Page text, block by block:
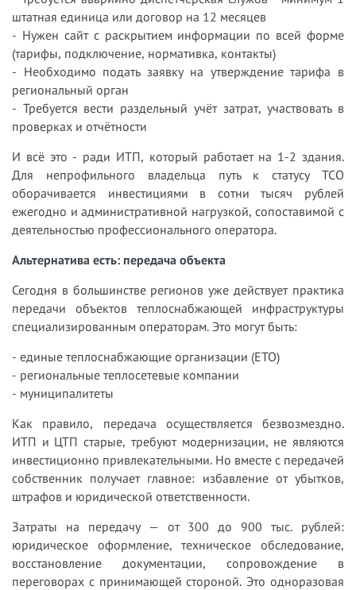
штатная единица или договор на 12 месяцев
- Нужен сайт с раскрытием информации по всей форме
(тарифы, подключение, нормативка, контакты)
- Необходимо подать заявку на утверждение тарифа в
региональный орган
- Требуется вести раздельный учёт затрат, участвовать в
проверках и отчётности
И всё это - ради ИТП, который работает на 1-2 здания.
Для непрофильного владельца путь к статусу ТСО
оборачивается инвестициями в сотни тысяч рублей
ежегодно и административной нагрузкой, сопоставимой с
деятельностью профессионального оператора.
Альтернатива есть: передача объекта
Сегодня в большинстве регионов уже действует практика
передачи объектов теплоснабжающей инфраструктуры
специализированным операторам. Это могут быть:
- единые теплоснабжающие организации (ЕТО)
- региональные теплосетевые компании
- муниципалитеты
Как правило, передача осуществляется безвозмездно.
ИТП и ЦТП старые, требуют модернизации, не являются
инвестиционно привлекательными. Но вместе с передачей
собственник получает главное: избавление от убытков,
штрафов и юридической ответственности.
Затраты на передачу — от 300 до 900 тыс. рублей:
юридическое оформление, техническое обследование,
восстановление документации, сопровождение в
переговорах с принимающей стороной. Это одноразовая